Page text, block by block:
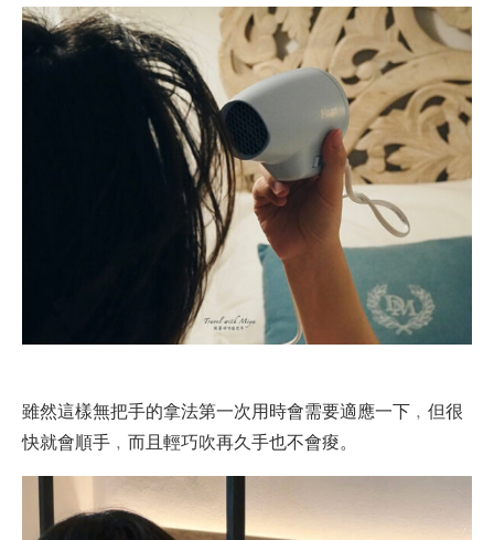
雖然這樣無把手的拿法第一次用時會需要適應一下﹐但很
快就會順手﹐而且輕巧吹再久手也不會痠。